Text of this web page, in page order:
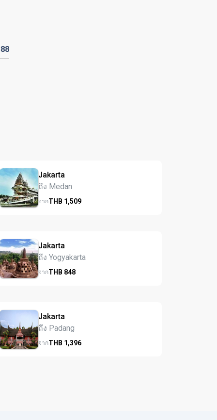
Jakarta
ถึง Medan
จากTHB 1,509
Jakarta
ถึง Yogyakarta
จากTHB 848
Jakarta
ถึง Padang
จากTHB 1,396